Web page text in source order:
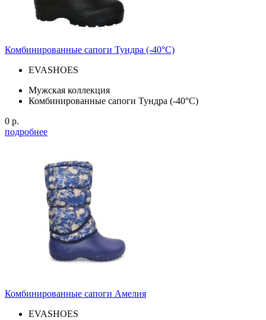
Комбинированные сапоги Тундра (-40°С)
EVASHOES
Мужская коллекция
Комбинированные сапоги Тундра (-40°С)
0 р.
подробнее
Комбинированные сапоги Амелия
EVASHOES